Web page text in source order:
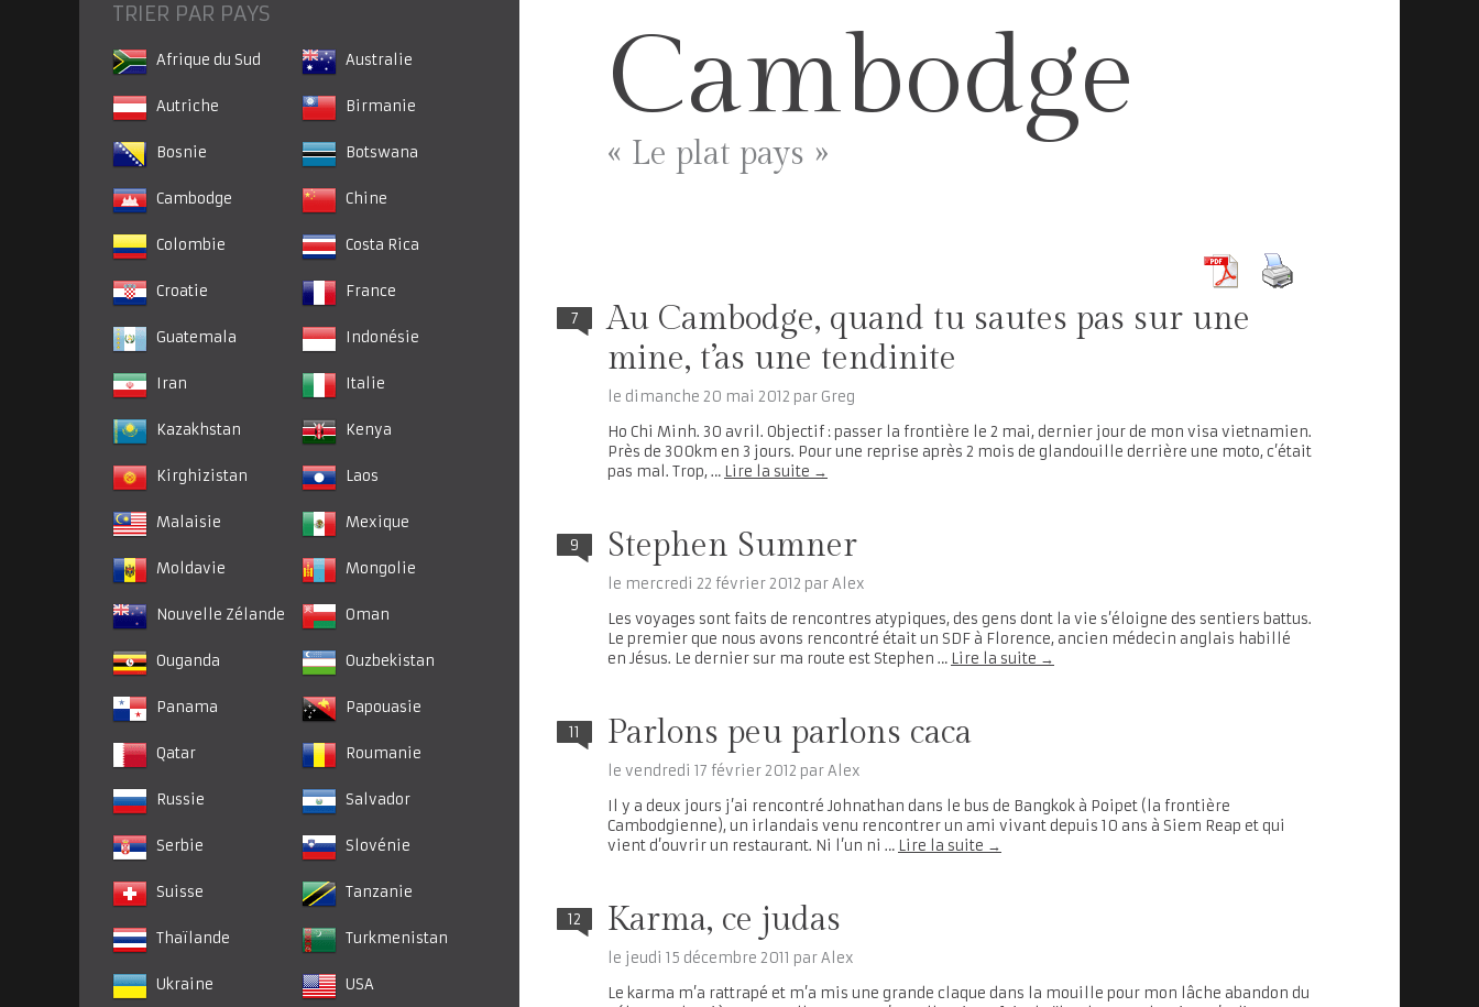
TRIER PAR PAYS
Afrique du Sud Australie
Autriche Birmanie
Bosnie Botswana
Cambodge Chine
Colombie Costa Rica
Croatie France
Guatemala Indonésie
Iran Italie
Kazakhstan Kenya
Kirghizistan Laos
Malaisie Mexique
Moldavie Mongolie
Nouvelle Zélande Oman
Ouganda Ouzbekistan
Panama Papouasie
Qatar Roumanie
Russie Salvador
Serbie Slovénie
Suisse Tanzanie
Thaïlande Turkmenistan
Ukraine USA
Cambodge
« Le plat pays »
7
Au Cambodge, quand tu sautes pas sur une
mine, t’as une tendinite
le dimanche 20 mai 2012 par Greg
Ho Chi Minh. 30 avril. Objectif : passer la frontière le 2 mai, dernier jour de mon visa vietnamien.
Près de 300km en 3 jours. Pour une reprise après 2 mois de glandouille derrière une moto, c’était
pas mal. Trop, … Lire la suite →
9 Stephen Sumner
le mercredi 22 février 2012 parAlex
Les voyages sont faits de rencontres atypiques, des gens dont la vie s’éloigne des sentiers battus.
Le premier que nous avons rencontré était un SDF à Florence, ancien médecin anglais habillé
en Jésus. Le dernier sur ma route est Stephen … Lire la suite →
11 Parlons peu parlons caca
le vendredi 17 février 2012 parAlex
Il y a deux jours j’ai rencontré Johnathan dans le bus de Bangkok à Poipet (la frontière
Cambodgienne), un irlandais venu rencontrer un ami vivant depuis 10 ans à Siem Reap et qui
vient d’ouvrir un restaurant. Ni l’un ni … Lire la suite →
12 Karma, ce judas
le jeudi 15 décembre 2011 parAlex
Le karma m’a rattrapé et m’a mis une grande claque dans la mouille pour mon lâche abandon du